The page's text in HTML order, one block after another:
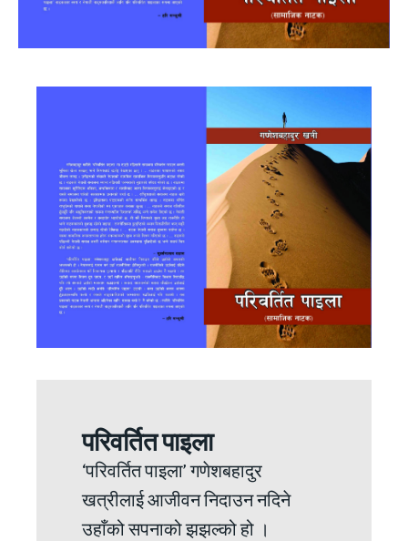
परिवर्तित पाइला
‘परिवर्तित पाइला’ गणेशबहादुर
खत्रीलाई आजीवन निदाउन नदिने
उहाँको सपनाको झझल्को हो ।